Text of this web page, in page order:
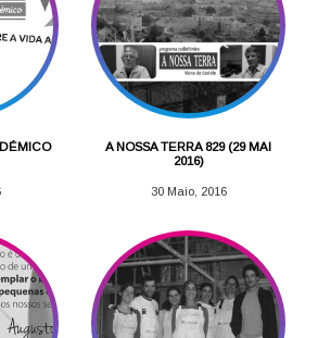
A NOSSA TERRA 829 (29 MAI
2016)
30 Maio, 2016